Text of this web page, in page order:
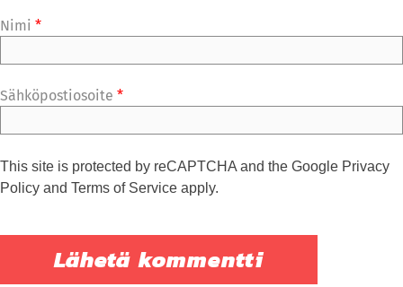
Nimi *
Sähköpostiosoite *
This site is protected by reCAPTCHA and the Google Privacy
Policy and Terms of Service apply.